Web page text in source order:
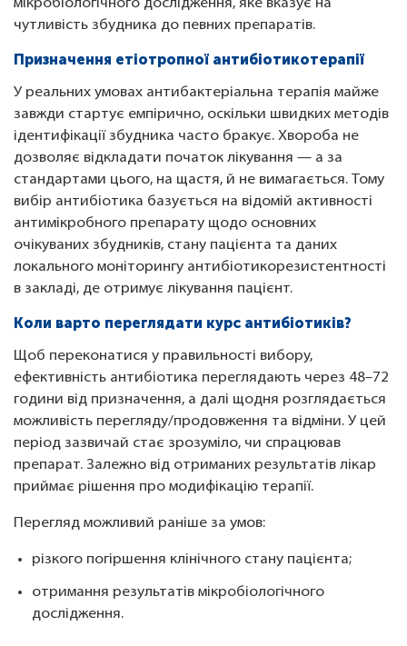
мікробіологічного дослідження, яке вказує на
чутливість збудника до певних препаратів.
Призначення етіотропної антибіотикотерапії
У реальних умовах антибактеріальна терапія майже
завжди стартує емпірично, оскільки швидких методів
ідентифікації збудника часто бракує. Хвороба не
дозволяє відкладати початок лікування — а за
стандартами цього, на щастя, й не вимагається. Тому
вибір антибіотика базується на відомій активності
антимікробного препарату щодо основних
очікуваних збудників, стану пацієнта та даних
локального моніторингу антибіотикорезистентності
в закладі, де отримує лікування пацієнт.
Коли варто переглядати курс антибіотиків?
Щоб переконатися у правильності вибору,
ефективність антибіотика переглядають через 48–72
години від призначення, а далі щодня розглядається
можливість перегляду/продовження та відміни. У цей
період зазвичай стає зрозуміло, чи спрацював
препарат. Залежно від отриманих результатів лікар
приймає рішення про модифікацію терапії.
Перегляд можливий раніше за умов:
різкого погіршення клінічного стану пацієнта;
отримання результатів мікробіологічного
дослідження.